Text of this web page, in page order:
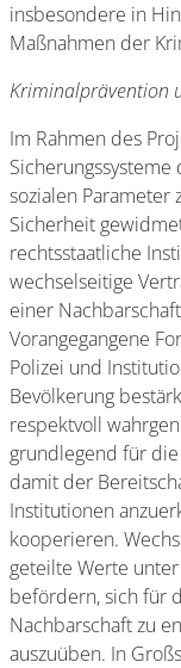
insbesondere in
Maßnahmen der
Kriminalprävention
Im Rahmen des
sozialen Parameter
Sicherheit
rechtsstaatliche
wechselseitige
einer
Vorangegangene
Polizei und
Bevölkerung
respektvoll
grundlegend für
damit der
Institutionen
kooperieren.
geteilte Werte
befördern, sich für
Nachbarschaft zu
auszuüben. In